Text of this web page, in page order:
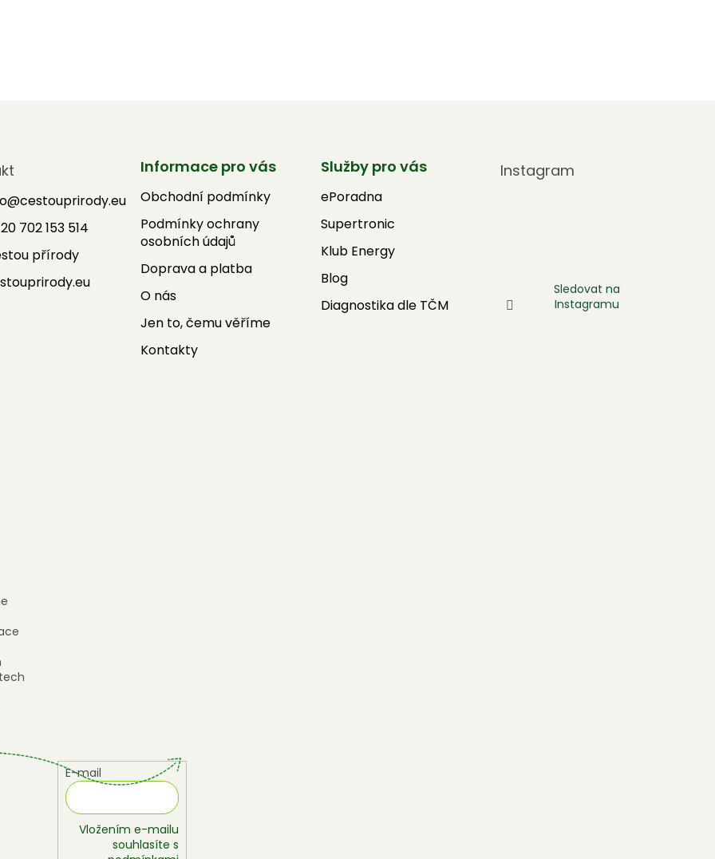
@cestouprirody.eu
702 153 514
přírody
Informace pro vás
Obchodní podmínky
Podmínky ochrany
osobních údajů
Doprava a platba
O nás
Jen to, čemu věříme
Kontakty
Služby pro vás
ePoradna
Supertronic
Klub Energy
Blog
Diagnostika dle TČM
Instagram
Sledovat na
Instagramu
E-mail
Vložením e-mailu
souhlasíte s